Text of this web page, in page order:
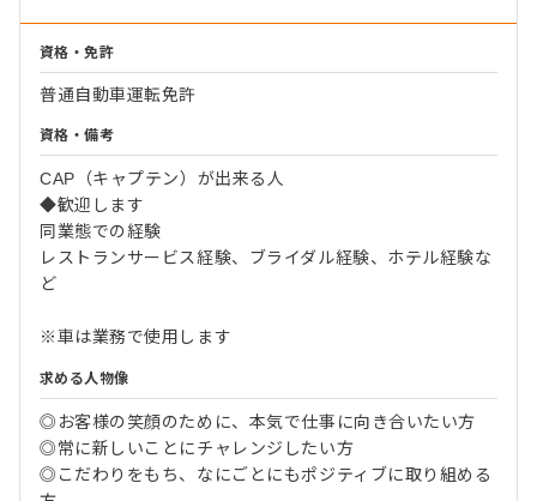
資格・免許
普通自動車運転免許
資格・備考
CAP（キャプテン）が出来る人
◆歓迎します
同業態での経験
レストランサービス経験、ブライダル経験、ホテル経験な
ど
※車は業務で使用します
求める人物像
◎お客様の笑顔のために、本気で仕事に向き合いたい方
◎常に新しいことにチャレンジしたい方
◎こだわりをもち、なにごとにもポジティブに取り組める